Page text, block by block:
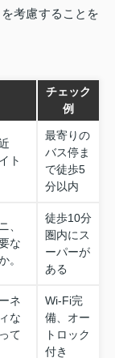
考慮することを
チェック
例
ト
最寄りの
バス停ま
で徒歩5
分以内
、
な
。
徒歩10分
圏内にス
ーパーが
ある
ネ
な
て
Wi-Fi完
備、オー
トロック
付き